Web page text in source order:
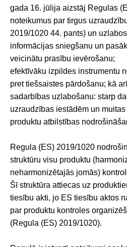
gada 16. jūlija aizstāj Regulas
noteikumus par tirgus
2019/1020 44. pants) un
informācijas sniegšanu un
veicinātu prasību ievērošanu;
efektīvāku izpildes instrumentu
pret tiešsaistes pārdošanu; kā arī
sadarbības uzlabošanu: starp
uzraudzības iestādēm un
produktu atbilstības
Regula (ES) 2019/1020
struktūru visu produktu
neharmonizētajās jomās)
Šī struktūra attiecas uz
tiesību akti, jo ES tiesību aktos
par produktu kontroles
(Regula (ES) 2019/1020).